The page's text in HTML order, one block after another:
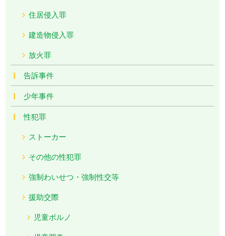
住居侵入罪
建造物侵入罪
放火罪
告訴事件
少年事件
性犯罪
ストーカー
その他の性犯罪
強制わいせつ・強制性交等
援助交際
児童ポルノ